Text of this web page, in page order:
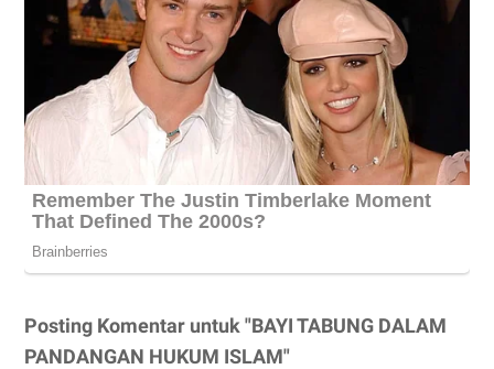
Posting Komentar untuk "BAYI TABUNG DALAM
PANDANGAN HUKUM ISLAM"